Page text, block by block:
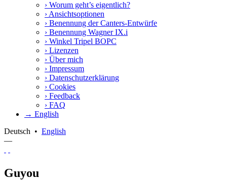
› Worum geht’s eigentlich?
› Ansichtsoptionen
› Benennung der Canters-Entwürfe
› Benennung Wagner IX.i
› Winkel Tripel BOPC
› Lizenzen
› Über mich
› Impressum
› Datenschutzerklärung
› Cookies
› Feedback
› FAQ
→ English
Deutsch • English
—
Guyou